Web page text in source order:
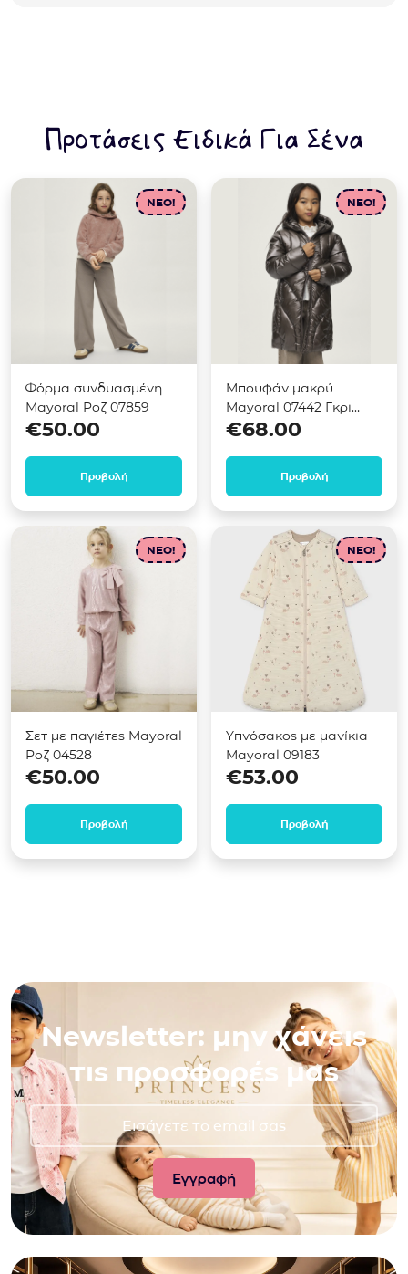
Προτάσεις Ειδικά Για Σένα
NEO!
Φόρμα συνδυασμένη
Mayoral Ροζ 07859
€50.00
Προβολή
NEO!
Μπουφάν μακρύ
Mayoral 07442 Γκρι
μεταλιζέ σκούρο
€68.00
Προβολή
NEO!
Σετ με παγιέτες Mayoral
Ροζ 04528
€50.00
Προβολή
NEO!
Υπνόσακος με μανίκια
Mayoral 09183
€53.00
Προβολή
Newsletter: μην χάνεις
τις προσφορές μας